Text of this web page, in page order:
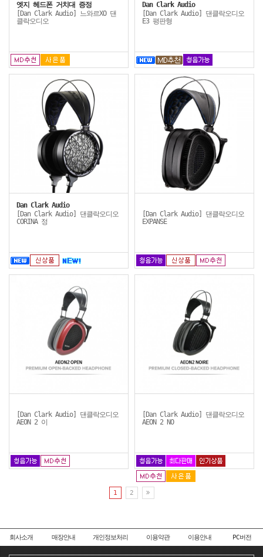
엣지 헤드폰 거치대 증정
[Dan Clark Audio] 느와르XO 댄
클락오디오
Dan Clark Audio
[Dan Clark Audio] 댄클락오디오
E3 평판형
Dan Clark Audio
[Dan Clark Audio] 댄클락오디오
CORINA 정
[Dan Clark Audio] 댄클락오디오
EXPANSE
[Dan Clark Audio] 댄클락오디오
AEON 2 이
[Dan Clark Audio] 댄클락오디오
AEON 2 NO
1 2
회사소개 매장안내 개인정보처리 이용약관 이용안내 PC버전